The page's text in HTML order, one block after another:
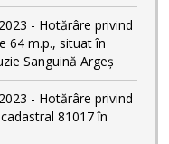
- Hotărâre privind
64 m.p., situat în
Sanguină Argeș
- Hotărâre privind
81017 în